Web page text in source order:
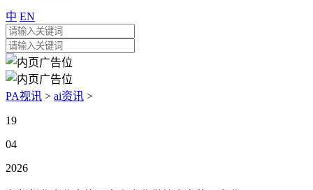
中 EN
PA视讯 > ai资讯 >
19
04
2026